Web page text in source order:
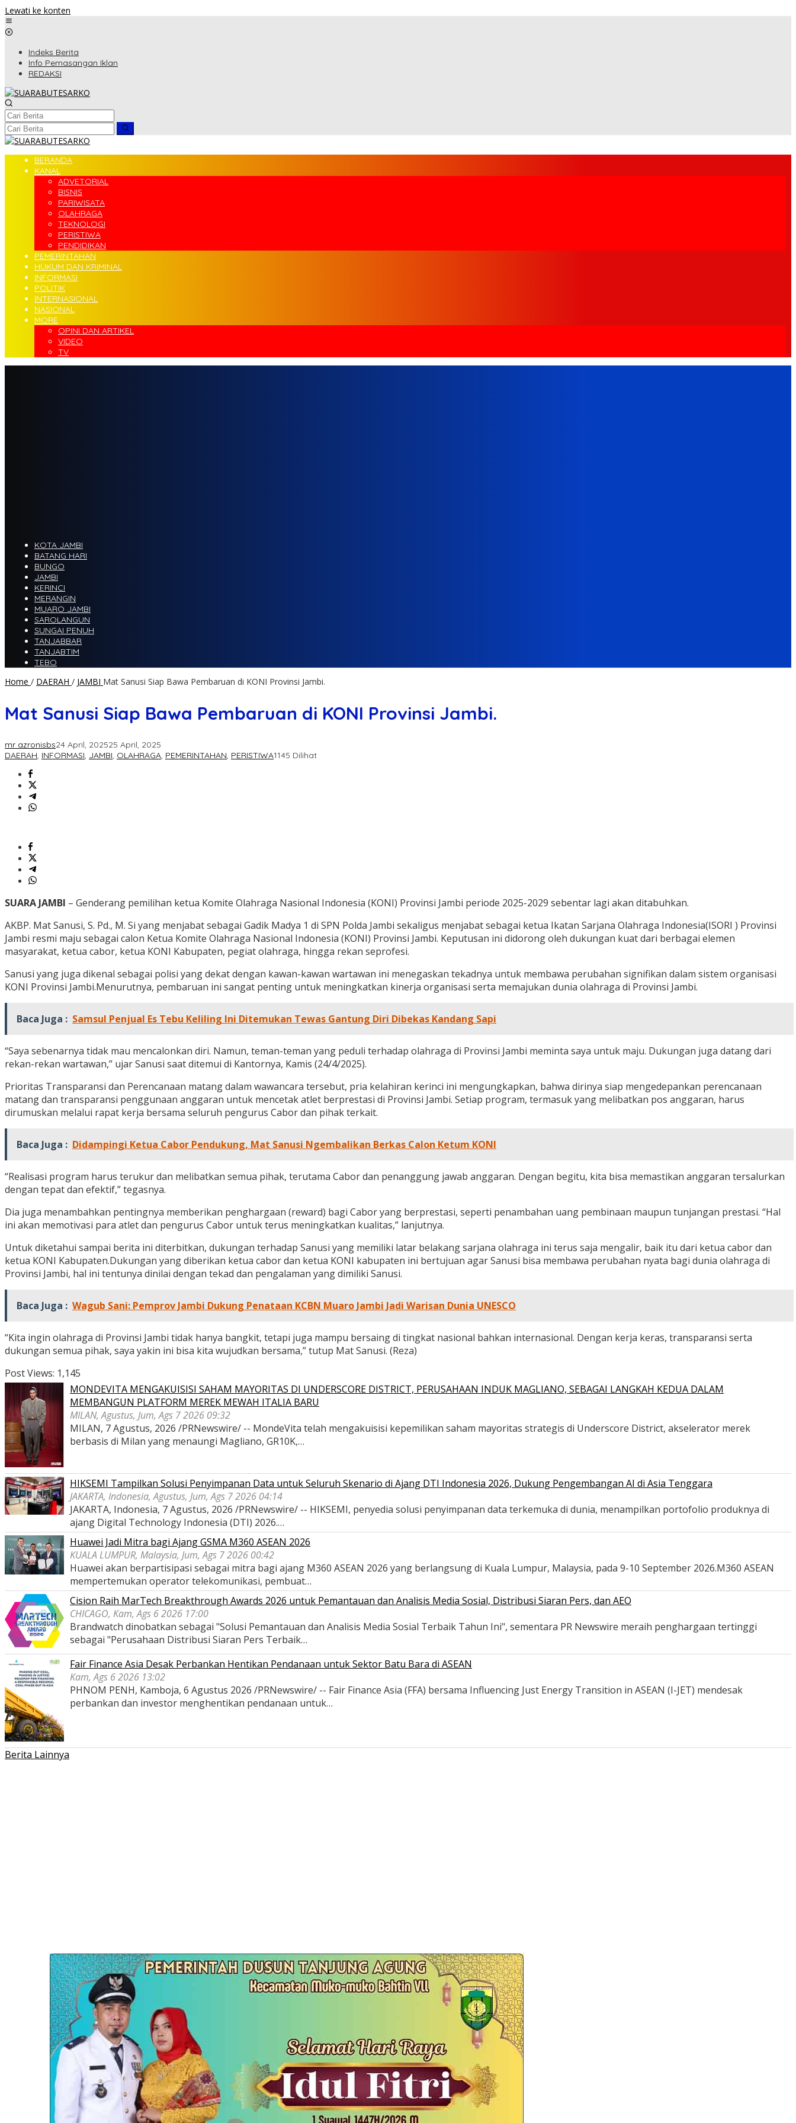
Lewati ke konten
Indeks Berita
Info Pemasangan Iklan
REDAKSI
BERANDA
KANAL
ADVETORIAL
BISNIS
PARIWISATA
OLAHRAGA
TEKNOLOGI
PERISTIWA
PENDIDIKAN
PEMERINTAHAN
HUKUM DAN KRIMINAL
INFORMASI
POLITIK
INTERNASIONAL
NASIONAL
MORE
OPINI DAN ARTIKEL
VIDEO
TV
KOTA JAMBI
BATANG HARI
BUNGO
JAMBI
KERINCI
MERANGIN
MUARO JAMBI
SAROLANGUN
SUNGAI PENUH
TANJABBAR
TANJABTIM
TEBO
Home / DAERAH / JAMBI Mat Sanusi Siap Bawa Pembaruan di KONI Provinsi Jambi.
Mat Sanusi Siap Bawa Pembaruan di KONI Provinsi Jambi.
mr azronisbs24 April, 202525 April, 2025
DAERAH, INFORMASI, JAMBI, OLAHRAGA, PEMERINTAHAN, PERISTIWA1145 Dilihat
SUARA JAMBI – Genderang pemilihan ketua Komite Olahraga Nasional Indonesia (KONI) Provinsi Jambi periode 2025-2029 sebentar lagi akan ditabuhkan.
AKBP. Mat Sanusi, S. Pd., M. Si yang menjabat sebagai Gadik Madya 1 di SPN Polda Jambi sekaligus menjabat sebagai ketua Ikatan Sarjana Olahraga Indonesia(ISORI ) Provinsi
Jambi resmi maju sebagai calon Ketua Komite Olahraga Nasional Indonesia (KONI) Provinsi Jambi. Keputusan ini didorong oleh dukungan kuat dari berbagai elemen
masyarakat, ketua cabor, ketua KONI Kabupaten, pegiat olahraga, hingga rekan seprofesi.
Sanusi yang juga dikenal sebagai polisi yang dekat dengan kawan-kawan wartawan ini menegaskan tekadnya untuk membawa perubahan signifikan dalam sistem organisasi
KONI Provinsi Jambi.Menurutnya, pembaruan ini sangat penting untuk meningkatkan kinerja organisasi serta memajukan dunia olahraga di Provinsi Jambi.
Baca Juga : Samsul Penjual Es Tebu Keliling Ini Ditemukan Tewas Gantung Diri Dibekas Kandang Sapi
“Saya sebenarnya tidak mau mencalonkan diri. Namun, teman-teman yang peduli terhadap olahraga di Provinsi Jambi meminta saya untuk maju. Dukungan juga datang dari
rekan-rekan wartawan,” ujar Sanusi saat ditemui di Kantornya, Kamis (24/4/2025).
Prioritas Transparansi dan Perencanaan matang dalam wawancara tersebut, pria kelahiran kerinci ini mengungkapkan, bahwa dirinya siap mengedepankan perencanaan
matang dan transparansi penggunaan anggaran untuk mencetak atlet berprestasi di Provinsi Jambi. Setiap program, termasuk yang melibatkan pos anggaran, harus
dirumuskan melalui rapat kerja bersama seluruh pengurus Cabor dan pihak terkait.
Baca Juga : Didampingi Ketua Cabor Pendukung, Mat Sanusi Ngembalikan Berkas Calon Ketum KONI
“Realisasi program harus terukur dan melibatkan semua pihak, terutama Cabor dan penanggung jawab anggaran. Dengan begitu, kita bisa memastikan anggaran tersalurkan
dengan tepat dan efektif,” tegasnya.
Dia juga menambahkan pentingnya memberikan penghargaan (reward) bagi Cabor yang berprestasi, seperti penambahan uang pembinaan maupun tunjangan prestasi. “Hal
ini akan memotivasi para atlet dan pengurus Cabor untuk terus meningkatkan kualitas,” lanjutnya.
Untuk diketahui sampai berita ini diterbitkan, dukungan terhadap Sanusi yang memiliki latar belakang sarjana olahraga ini terus saja mengalir, baik itu dari ketua cabor dan
ketua KONI Kabupaten.Dukungan yang diberikan ketua cabor dan ketua KONI kabupaten ini bertujuan agar Sanusi bisa membawa perubahan nyata bagi dunia olahraga di
Provinsi Jambi, hal ini tentunya dinilai dengan tekad dan pengalaman yang dimiliki Sanusi.
Baca Juga : Wagub Sani: Pemprov Jambi Dukung Penataan KCBN Muaro Jambi Jadi Warisan Dunia UNESCO
“Kita ingin olahraga di Provinsi Jambi tidak hanya bangkit, tetapi juga mampu bersaing di tingkat nasional bahkan internasional. Dengan kerja keras, transparansi serta
dukungan semua pihak, saya yakin ini bisa kita wujudkan bersama,” tutup Mat Sanusi. (Reza)
Post Views: 1,145
MONDEVITA MENGAKUISISI SAHAM MAYORITAS DI UNDERSCORE DISTRICT, PERUSAHAAN INDUK MAGLIANO, SEBAGAI LANGKAH KEDUA DALAM
MEMBANGUN PLATFORM MEREK MEWAH ITALIA BARU
MILAN, Agustus, Jum, Ags 7 2026 09:32
MILAN, 7 Agustus, 2026 /PRNewswire/ -- MondeVita telah mengakuisisi kepemilikan saham mayoritas strategis di Underscore District, akselerator merek
berbasis di Milan yang menaungi Magliano, GR10K,…
HIKSEMI Tampilkan Solusi Penyimpanan Data untuk Seluruh Skenario di Ajang DTI Indonesia 2026, Dukung Pengembangan AI di Asia Tenggara
JAKARTA, Indonesia, Agustus, Jum, Ags 7 2026 04:14
JAKARTA, Indonesia, 7 Agustus, 2026 /PRNewswire/ -- HIKSEMI, penyedia solusi penyimpanan data terkemuka di dunia, menampilkan portofolio produknya di
ajang Digital Technology Indonesia (DTI) 2026.…
Huawei Jadi Mitra bagi Ajang GSMA M360 ASEAN 2026
KUALA LUMPUR, Malaysia, Jum, Ags 7 2026 00:42
Huawei akan berpartisipasi sebagai mitra bagi ajang M360 ASEAN 2026 yang berlangsung di Kuala Lumpur, Malaysia, pada 9-10 September 2026.M360 ASEAN
mempertemukan operator telekomunikasi, pembuat…
Cision Raih MarTech Breakthrough Awards 2026 untuk Pemantauan dan Analisis Media Sosial, Distribusi Siaran Pers, dan AEO
CHICAGO, Kam, Ags 6 2026 17:00
Brandwatch dinobatkan sebagai "Solusi Pemantauan dan Analisis Media Sosial Terbaik Tahun Ini", sementara PR Newswire meraih penghargaan tertinggi
sebagai "Perusahaan Distribusi Siaran Pers Terbaik…
Fair Finance Asia Desak Perbankan Hentikan Pendanaan untuk Sektor Batu Bara di ASEAN
Kam, Ags 6 2026 13:02
PHNOM PENH, Kamboja, 6 Agustus 2026 /PRNewswire/ -- Fair Finance Asia (FFA) bersama Influencing Just Energy Transition in ASEAN (I-JET) mendesak
perbankan dan investor menghentikan pendanaan untuk…
Berita Lainnya